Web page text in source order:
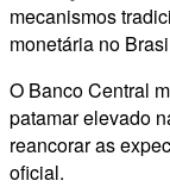
mecanismos
monetária no
O Banco Central
patamar elevado
reancorar as
oficial.